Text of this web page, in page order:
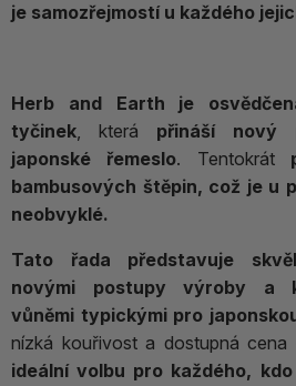
je samozřejmostí u každého
Herb and Earth je
tyčinek, která přináší nový
japonské řemeslo. Tentokrát
bambusových štěpin, což je u
neobvyklé.
Tato řada představuje
novými postupy výroby a
vůněmi typickými pro
nízká kouřivost a dostupná
ideální volbu pro každého,